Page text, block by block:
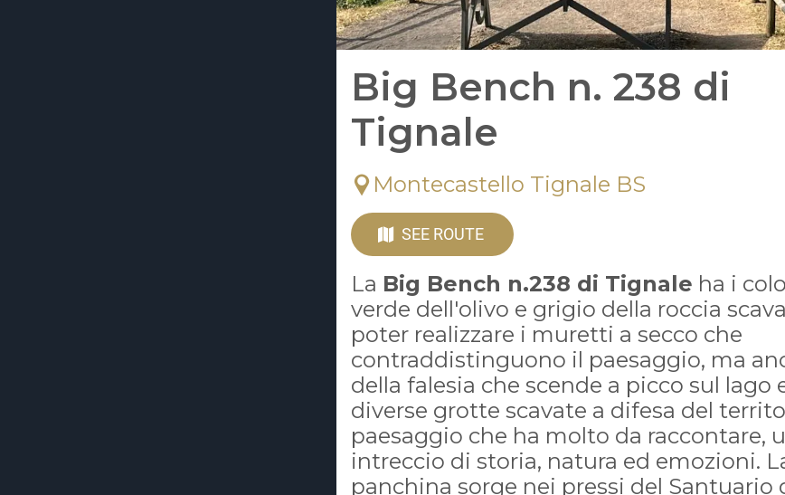
Big Bench n. 238 di
Tignale
Montecastello Tignale BS
SEE ROUTE
La Big Bench n.238 di Tignale ha i
verde dell'olivo e grigio della roccia
poter realizzare i muretti a secco che
contraddistinguono il paesaggio, ma
della falesia che scende a picco sul lago
diverse grotte scavate a difesa del
paesaggio che ha molto da raccontare,
intreccio di storia, natura ed emozioni.
panchina sorge nei pressi del Santuario